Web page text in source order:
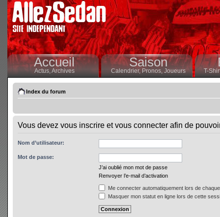
Accueil
Actus,Archives
Saison
Calendrier,Pronos, Joueurs T-
Index du forum
Vous devez vous inscrire et vous connecter afin de
Nom d’utilisateur:
Mot de passe:
J’ai oublié mon mot de passe
Renvoyer l’e-mail d’activation
Me connecter automatiquement lors de
Masquer mon statut en ligne lors de cette